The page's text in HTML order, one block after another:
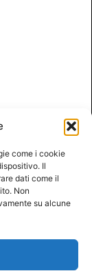
come i cookie
Il
dati come il
Non
su alcune